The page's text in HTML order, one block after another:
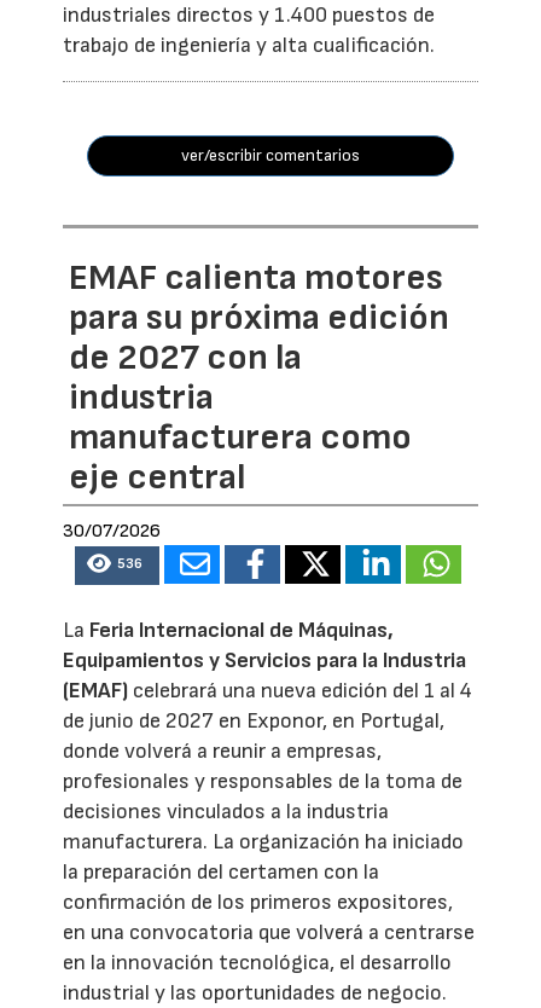
industriales directos y 1.400 puestos de
trabajo de ingeniería y alta cualificación.
ver/escribir comentarios
EMAF calienta motores
para su próxima edición
de 2027 con la
industria
manufacturera como
eje central
30/07/2026
536
La Feria Internacional de Máquinas,
Equipamientos y Servicios para la Industria
(EMAF) celebrará una nueva edición del 1 al 4
de junio de 2027 en Exponor, en Portugal,
donde volverá a reunir a empresas,
profesionales y responsables de la toma de
decisiones vinculados a la industria
manufacturera. La organización ha iniciado
la preparación del certamen con la
confirmación de los primeros expositores,
en una convocatoria que volverá a centrarse
en la innovación tecnológica, el desarrollo
industrial y las oportunidades de negocio.